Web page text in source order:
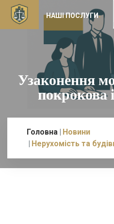
НАШІ ПОСЛУГИ
Узаконення
покрокова
Головна Новини
Нерухомість та